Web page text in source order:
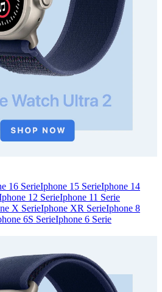
16 SerieIphone 15 SerieIphone 14
12 SerieIphone 11 Serie
X SerieIphone XR SerieIphone 8
6S SerieIphone 6 Serie